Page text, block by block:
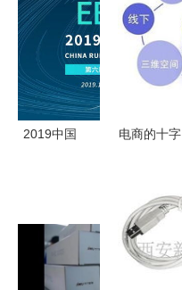
供”陷阱，
明辨真伪理
性消费
产品完全指
南
2019中国
兴，杭州共
绘发展新蓝
电商的十字
务”到“新零
售”的范式
转换